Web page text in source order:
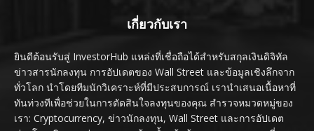
เกี่ยวกับเรา
ยินดีต้อนรับสู่ InvestorHub แหล่งที่เชื่อถือได้สำหรับสกุลเงินดิจิทัล
ข่าวสารนักลงทุน การอัปเดตของ Wall Street และข้อมูลเชิงลึกจาก
ทั่วโลก นำโดยทีมนักวิเคราะห์ที่มีประสบการณ์ เรานำเสนอเนื้อหาที่
ทันท่วงทีเพื่อช่วยในการตัดสินใจลงทุนของคุณ สำรวจหมวดหมู่ของ
เรา: Cryptocurrency, ข่าวนักลงทุน, Wall Street และการอัปเดต